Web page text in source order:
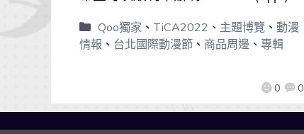
0 0
Qoo獨家 、 TiCA2022 、 主題博覽、 動漫
情報 、 台北國際動漫節 、 商品周邊 、 專輯